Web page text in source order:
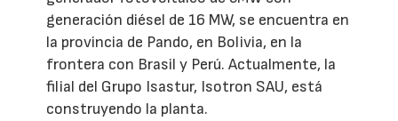
generación diésel de 16 MW, se encuentra en
la provincia de Pando, en Bolivia, en la
frontera con Brasil y Perú. Actualmente, la
filial del Grupo Isastur, Isotron SAU, está
construyendo la planta.